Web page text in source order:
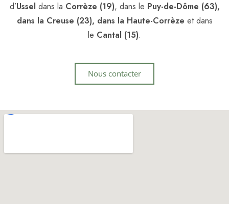
d’Ussel dans la Corrèze (19), dans le Puy-de-Dôme (63),
dans la Creuse (23), dans la Haute-Corrèze et dans
le Cantal (15).
Nous contacter